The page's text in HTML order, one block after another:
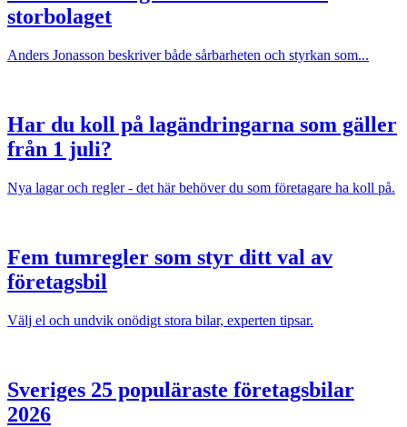
storbolaget
Anders Jonasson beskriver både sårbarheten och styrkan som...
Har du koll på lagändringarna som gäller
från 1 juli?
Nya lagar och regler - det här behöver du som företagare ha koll på.
Fem tumregler som styr ditt val av
företagsbil
Välj el och undvik onödigt stora bilar, experten tipsar.
Sveriges 25 populäraste företagsbilar
2026